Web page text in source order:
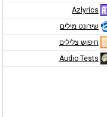
Azlyrics
שירונט מילים
חיפוש צלילים
Audio Tests